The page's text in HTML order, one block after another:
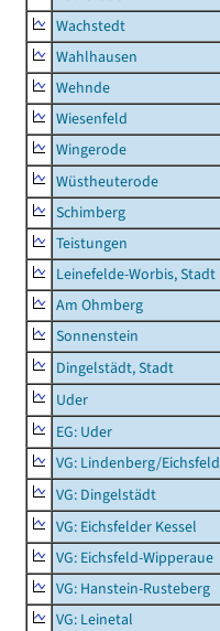
Wachstedt
Wahlhausen
Wehnde
Wiesenfeld
Wingerode
Wüstheuterode
Schimberg
Teistungen
Leinefelde-Worbis, Stadt
Am Ohmberg
Sonnenstein
Dingelstädt, Stadt
Uder
EG: Uder
VG: Lindenberg/Eichsfeld
VG: Dingelstädt
VG: Eichsfelder Kessel
VG: Eichsfeld-Wipperaue
VG: Hanstein-Rusteberg
VG: Leinetal